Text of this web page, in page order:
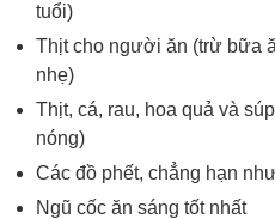
tuổi)
Thịt cho người ăn (trừ bữa
nhẹ)
Thịt, cá, rau, hoa quả và
nóng)
Các đồ phết, chẳng hạn
Ngũ cốc ăn sáng tốt nhất